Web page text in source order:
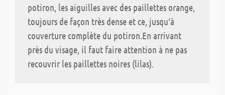
potiron, les aiguilles avec des paillettes orange,
toujours de façon très dense et ce, jusqu‘à
couverture complète du potiron.En arrivant
près du visage, il faut faire attention à ne pas
recouvrir les paillettes noires (lilas).